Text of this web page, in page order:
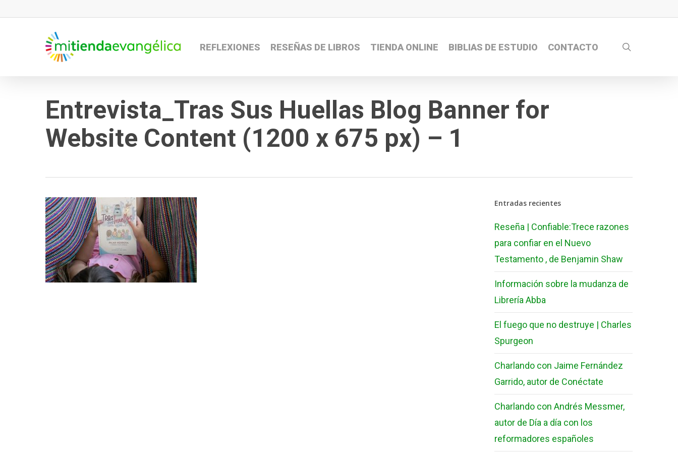
REFLEXIONES RESEÑAS DE LIBROS TIENDA ONLINE BIBLIAS DE ESTUDIO CONTACTO
Entrevista_Tras Sus Huellas Blog Banner for
Website Content (1200 x 675 px) – 1
Entradas recientes
Reseña | Confiable:Trece razones
para confiar en el Nuevo
Testamento , de Benjamin Shaw
Información sobre la mudanza de
Librería Abba
El fuego que no destruye | Charles
Spurgeon
Charlando con Jaime Fernández
Garrido, autor de Conéctate
Charlando con Andrés Messmer,
autor de Día a día con los
reformadores españoles